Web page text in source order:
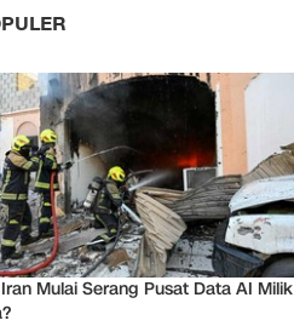
Mulai Serang Pusat Data AI Milik